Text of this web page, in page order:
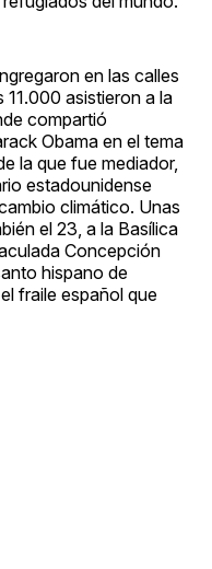
en las calles
11.000 asistieron a la
compartió
Obama en el tema
la que fue mediador,
estadounidense
climático. Unas
el 23, a la Basílica
Concepción
hispano de
fraile español que